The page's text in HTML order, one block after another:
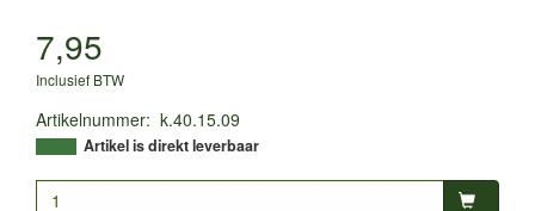
7,95
Inclusief BTW
Artikelnummer: k.40.15.09
Artikel is direkt leverbaar